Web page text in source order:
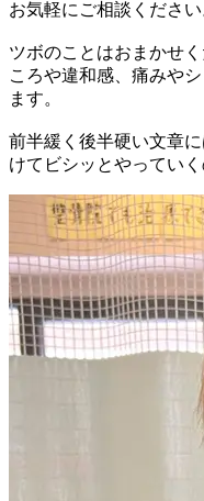
お気軽にご相談ください
ツボのことはおまかせ
ころや違和感、痛みや
ます。
前半緩く後半硬い文章
けてビシッとやってい